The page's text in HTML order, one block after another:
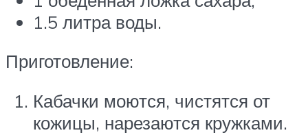
1.5 литра воды.
Приготовление:
Кабачки моются, чистятся от
кожицы, нарезаются кружками.